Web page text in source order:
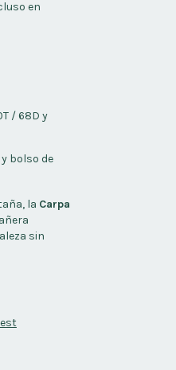
en
/ 68D y
bolso de
la Carpa
sin